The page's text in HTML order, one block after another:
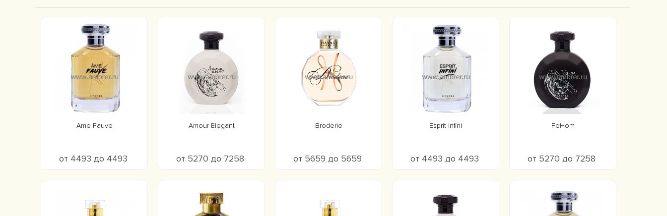
Ame Fauve
от 4493 до 4493
Amour Elegant
от 5270 до 7258
Broderie
от 5659 до 5659
Esprit Infini
от 4493 до 4493
FeHom
от 5270 до 7258